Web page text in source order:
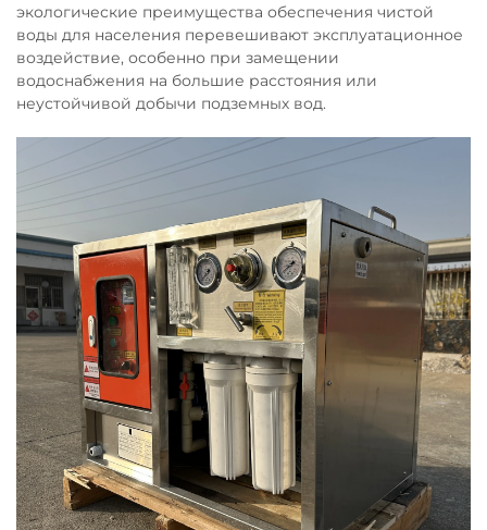
экологические преимущества обеспечения чистой
воды для населения перевешивают эксплуатационное
воздействие, особенно при замещении
водоснабжения на большие расстояния или
неустойчивой добычи подземных вод.